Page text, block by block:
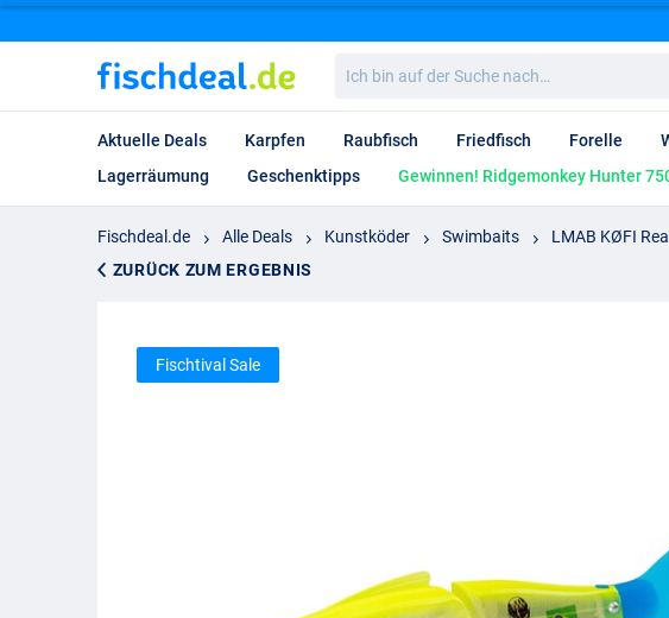
bin
auf
Suche
nach…
Aktuelle Deals Karpfen Raubfisch Friedfisch Forelle
Lagerräumung
Geschenktipps Gewinnen! Ridgemonkey Hunter
Fischdeal.de Alle Deals Kunstköder Swimbaits
LMAB KØFI
ZURÜCK ZUM ERGEBNIS
Fischtival Sale